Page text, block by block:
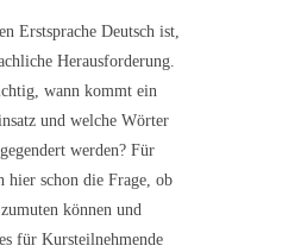
Erstsprache Deutsch ist,
Herausforderung.
wann kommt ein
und welche Wörter
werden? Für
hier schon die Frage, ob
können und
für Kursteilnehmende